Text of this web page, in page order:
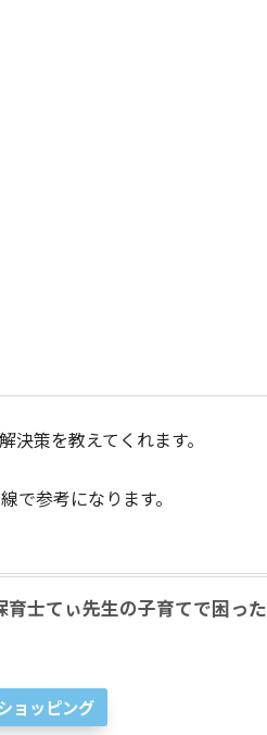
策を教えてくれます。
で参考になります。
士てぃ先生の子育てで困った
ョッピング